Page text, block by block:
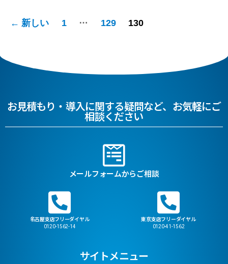
← 新しい 1 … 129 130
お見積もり・導入に関する疑問など、お気軽にご
相談ください
メールフォームからご相談
名古屋支店フリーダイヤル
0120-1562-14
東京支店フリーダイヤル
0120-41-1562
サイトメニュー